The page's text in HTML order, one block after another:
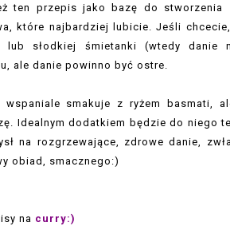
ten przepis jako bazę do
które najbardziej lubicie. Jeśli
lub słodkiej śmietanki (wtedy danie
ale danie powinno być ostre.
wspaniale smakuje z ryżem basmati,
Idealnym dodatkiem będzie do niego
na rozgrzewające, zdrowe danie,
obiad, smacznego:)
na curry:)